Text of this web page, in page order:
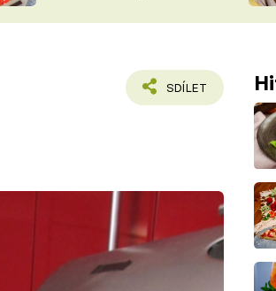
ČASOPIS
SDÍLET